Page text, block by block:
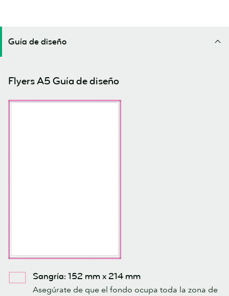
Guía de diseño
Flyers A5 Guía de diseño
Sangría: 152 mm x 214 mm
Asegúrate de que el fondo ocupa toda la zona de